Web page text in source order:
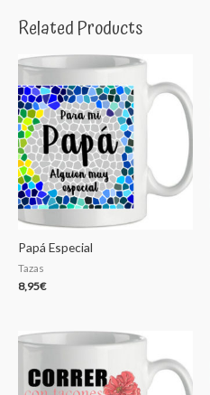
Related Products
Papá Especial
Tazas
8,95€